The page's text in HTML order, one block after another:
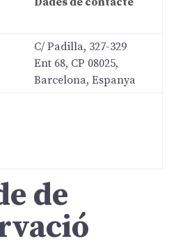
C/ Padilla, 327-329
Ent 68, CP 08025,
Barcelona, Espanya
de